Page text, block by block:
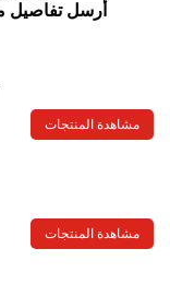
مشاهدة المنتجات
مشاهدة المنتجات